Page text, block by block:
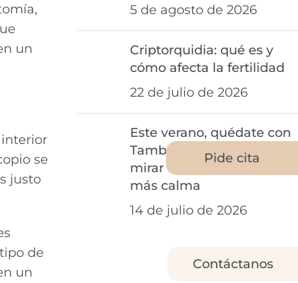
un
se
justo
de
un
5 de agosto de 2026
Criptorquidia: qué es y
cómo afecta la fertilidad
22 de julio de 2026
Este verano, quédate con
Tambre: el momento de
mirar tu fertilidad con
más calma
14 de julio de 2026
Pide cita
Contáctanos